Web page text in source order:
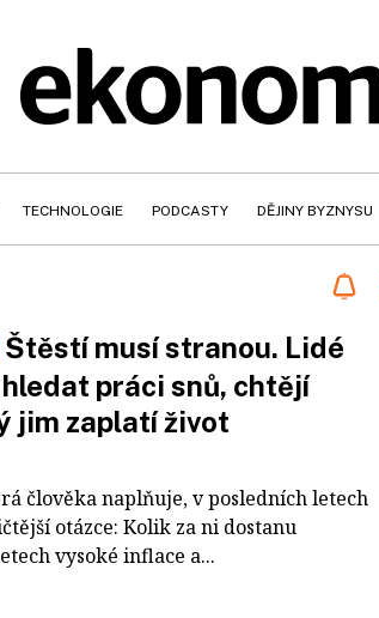
TECHNOLOGIE PODCASTY DĚJINY BYZNYSU
Štěstí musí stranou. Lidé
práci snů, chtějí
jim zaplatí život
člověka naplňuje, v posledních letech
otázce: Kolik za ni dostanu
vysoké inflace a...